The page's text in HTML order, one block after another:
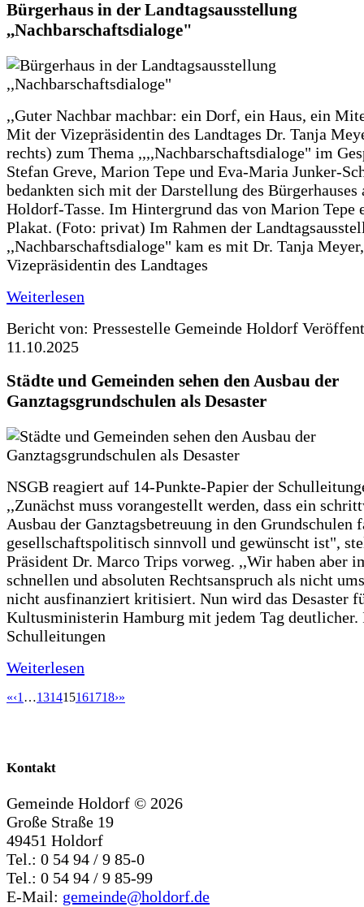
Bürgerhaus in der Landtagsausstellung
,,Nachbarschaftsdialoge"
,,Guter Nachbar machbar: ein Dorf, ein Haus, ein
Mit der Vizepräsidentin des Landtages Dr. Tanja
rechts) zum Thema ,,,,Nachbarschaftsdialoge" im
Stefan Greve, Marion Tepe und Eva-Maria Junker-
bedankten sich mit der Darstellung des Bürgerhauses
Holdorf-Tasse. Im Hintergrund das von Marion Tepe
Plakat. (Foto: privat) Im Rahmen der
,,Nachbarschaftsdialoge" kam es mit Dr. Tanja Meyer,
Vizepräsidentin des Landtages
Weiterlesen
Bericht von: Pressestelle Gemeinde Holdorf
11.10.2025
Städte und Gemeinden sehen den Ausbau der
Ganztagsgrundschulen als Desaster
NSGB reagiert auf 14-Punkte-Papier der
,,Zunächst muss vorangestellt werden, dass ein
Ausbau der Ganztagsbetreuung in den Grundschulen
gesellschaftspolitisch sinnvoll und gewünscht ist",
Präsident Dr. Marco Trips vorweg. ,,Wir haben aber
schnellen und absoluten Rechtsanspruch als nicht
nicht ausfinanziert kritisiert. Nun wird das Desaster
Kultusministerin Hamburg mit jedem Tag deutlicher.
Schulleitungen
Weiterlesen
«‹1 …131415161718›»
Kontakt
Gemeinde Holdorf © 2026
Große Straße 19
49451 Holdorf
Tel.: 0 54 94 / 9 85-0
Tel.: 0 54 94 / 9 85-99
E-Mail: gemeinde@holdorf.de